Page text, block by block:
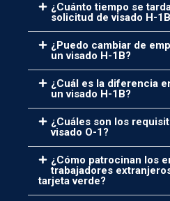
¿Cuánto tiempo se
solicitud de visado H-
¿Puedo cambiar de
un visado H-1B?
¿Cuál es la diferencia
un visado H-1B?
¿Cuáles son los
visado O-1?
¿Cómo patrocinan los
trabajadores
tarjeta verde?